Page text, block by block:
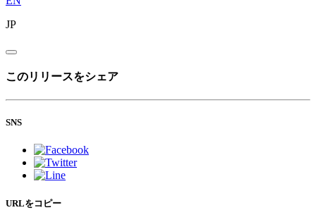
JP
このリリースをシェア
SNS
URLをコピー